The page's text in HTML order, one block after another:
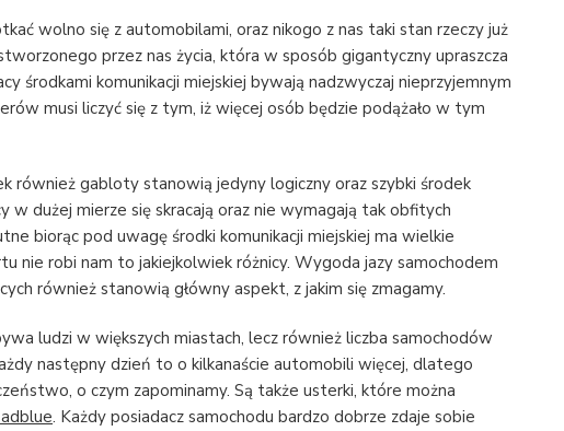
–
funkcja
samochodu
w
istnieniu
wolno się z automobilami, oraz nikogo z nas taki stan rzeczy już
przez nas życia, która w sposób gigantyczny upraszcza
środkami komunikacji miejskiej bywają nadzwyczaj nieprzyjemnym
musi liczyć się z tym, iż więcej osób będzie podążało w tym
również gabloty stanowią jedyny logiczny oraz szybki środek
w dużej mierze się skracają oraz nie wymagają tak obfitych
biorąc pod uwagę środki komunikacji miejskiej ma wielkie
nie robi nam to jakiejkolwiek różnicy. Wygoda jazy samochodem
również stanowią główny aspekt, z jakim się zmagamy.
ludzi w większych miastach, lecz również liczba samochodów
następny dzień to o kilkanaście automobili więcej, dlatego
o czym zapominamy. Są także usterki, które można
. Każdy posiadacz samochodu bardzo dobrze zdaje sobie